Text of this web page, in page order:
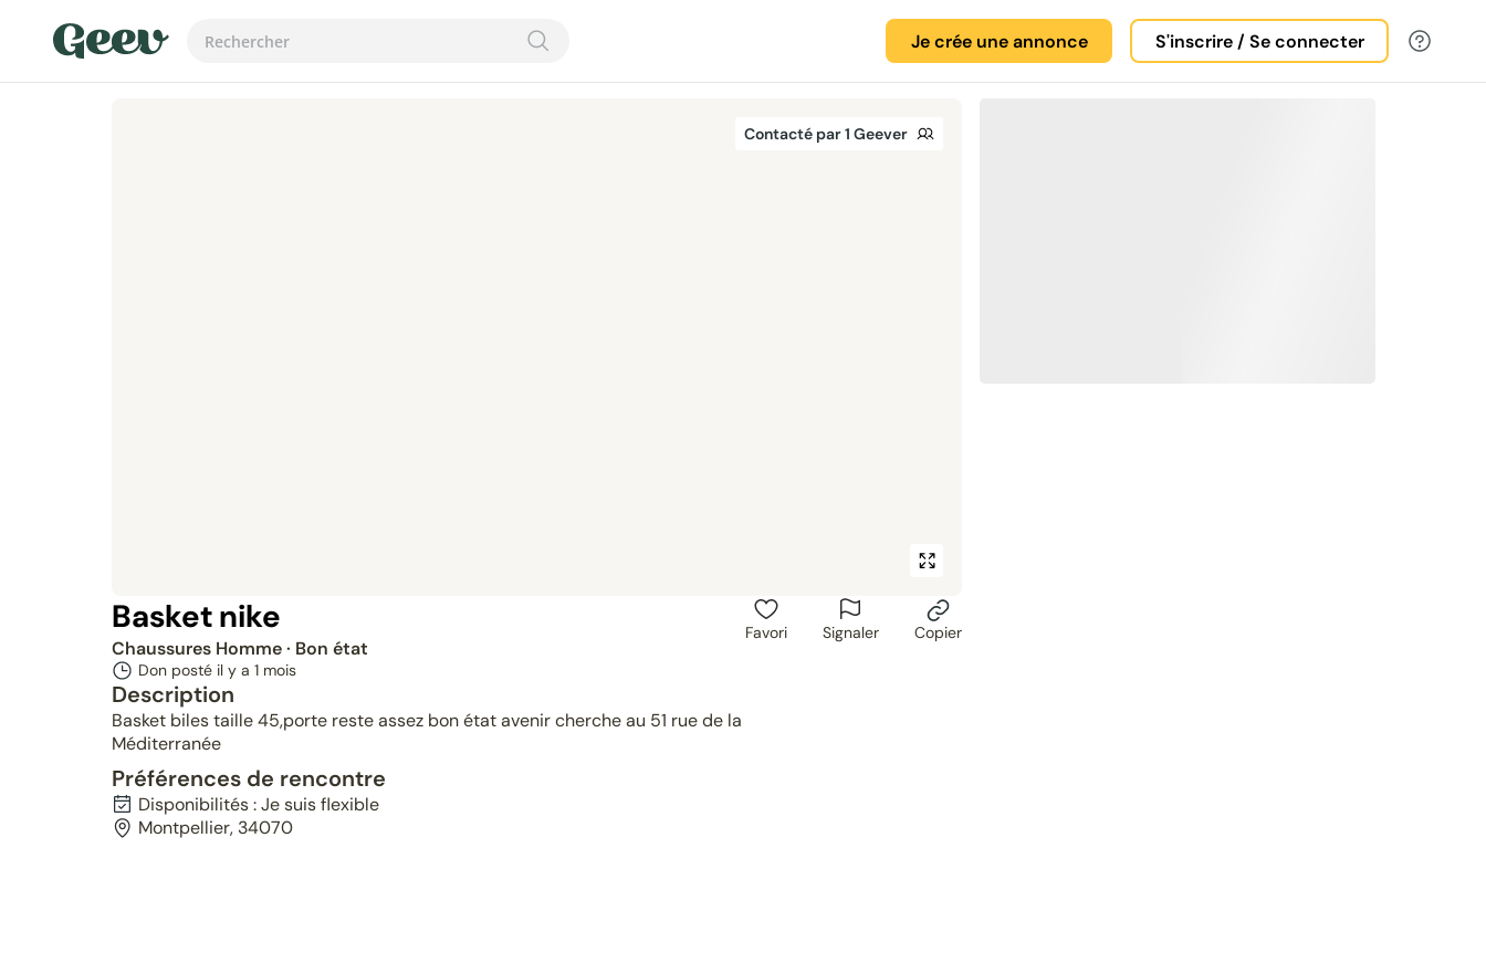
Je crée une annonce S'inscrire / Se connecter
Contacté par 1 Geever
Basket nike
Chaussures Homme· Bon état
Don posté il y a 1 mois
Description
Basket biles taille 45,porte reste assez bon état avenir cherche au 51 rue de la
Méditerranée
Favori Signaler Copier
Préférences de rencontre
Disponibilités : Je suis flexible
Montpellier, 34070